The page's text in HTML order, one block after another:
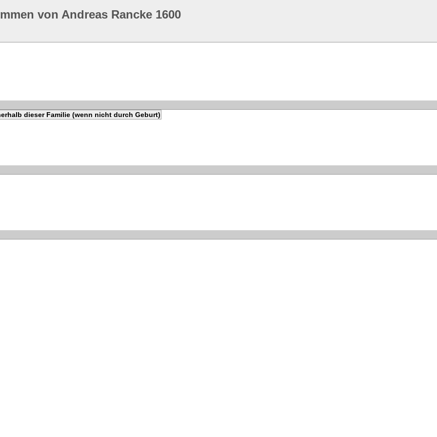
von Andreas Rancke 1600
dieser Familie (wenn nicht durch Geburt)